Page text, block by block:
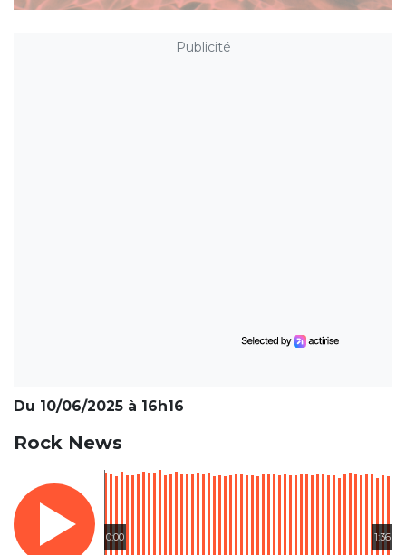
Publicité
Du 10/06/2025 à 16h16
Rock News
0:00 1:36